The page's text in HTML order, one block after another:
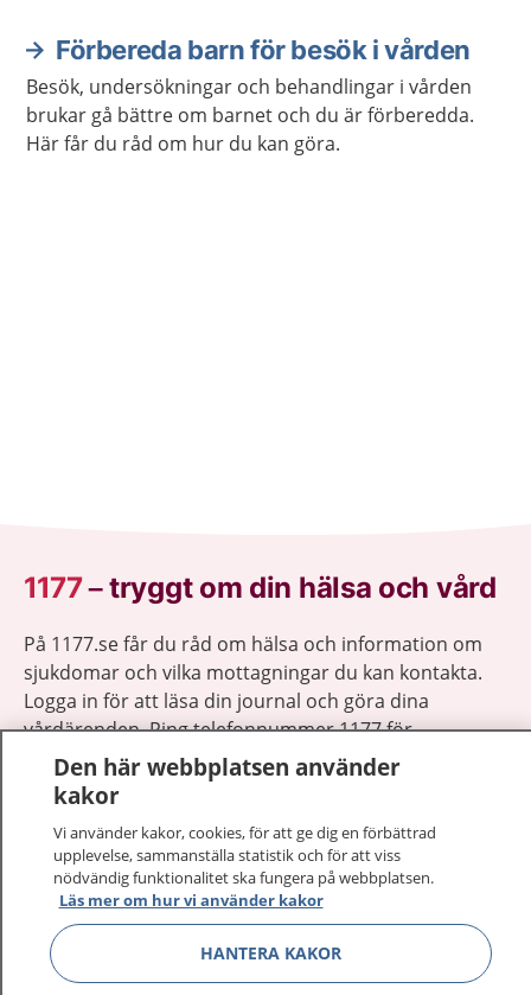
Förbereda barn för besök i vården
Besök, undersökningar och behandlingar i vården
brukar gå bättre om barnet och du är förberedda.
Här får du råd om hur du kan göra.
1177–tryggt om din hälsa och vård
På 1177.se får du råd om hälsa och information om
sjukdomar och vilka mottagningar du kan kontakta.
Logga in för att läsa din journal och göra dina
vårdärenden. Ring telefonnummer 1177 för
sjukvårdsrådgivning dygnet runt.
1177 ger dig råd när du vill må bättre.
1177 på flera språk Visa
Den här webbplatsen använder
kakor
Vi använder kakor, cookies, för att ge dig en förbättrad
upplevelse, sammanställa statistik och för att viss
nödvändig funktionalitet ska fungera på webbplatsen.
Läs mer om hur vi använder kakor
HANTERA KAKOR